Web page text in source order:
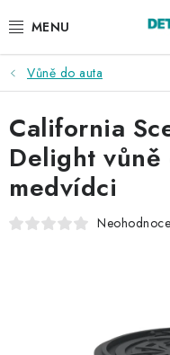
na
AKCE
NOVINKY
EXTERIÉR
INTERIÉR
Vůně do auta
California
Delight
medvídci